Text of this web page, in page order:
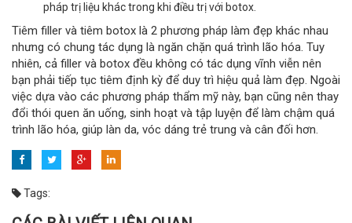
pháp trị liệu khác trong khi điều trị với botox.
Tiêm filler và tiêm botox là 2 phương pháp làm đẹp khác nhau
nhưng có chung tác dụng là ngăn chặn quá trình lão hóa. Tuy
nhiên, cả filler và botox đều không có tác dụng vĩnh viễn nên
bạn phải tiếp tục tiêm định kỳ để duy trì hiệu quả làm đẹp. Ngoài
việc dựa vào các phương pháp thẩm mỹ này, bạn cũng nên thay
đổi thói quen ăn uống, sinh hoạt và tập luyện để làm chậm quá
trình lão hóa, giúp làn da, vóc dáng trẻ trung và cân đối hơn.
Tags: